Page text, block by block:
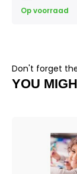
Op voorraad
Don't forget
YOU